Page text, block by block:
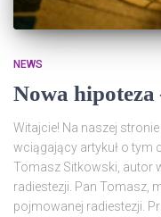
NEWS
Nowa
Witajcie! Na naszej
wciągający artykuł o tym
Tomasz Sitkowski, autor
radiestezji. Pan Tomasz,
pojmowanej radiestezji.